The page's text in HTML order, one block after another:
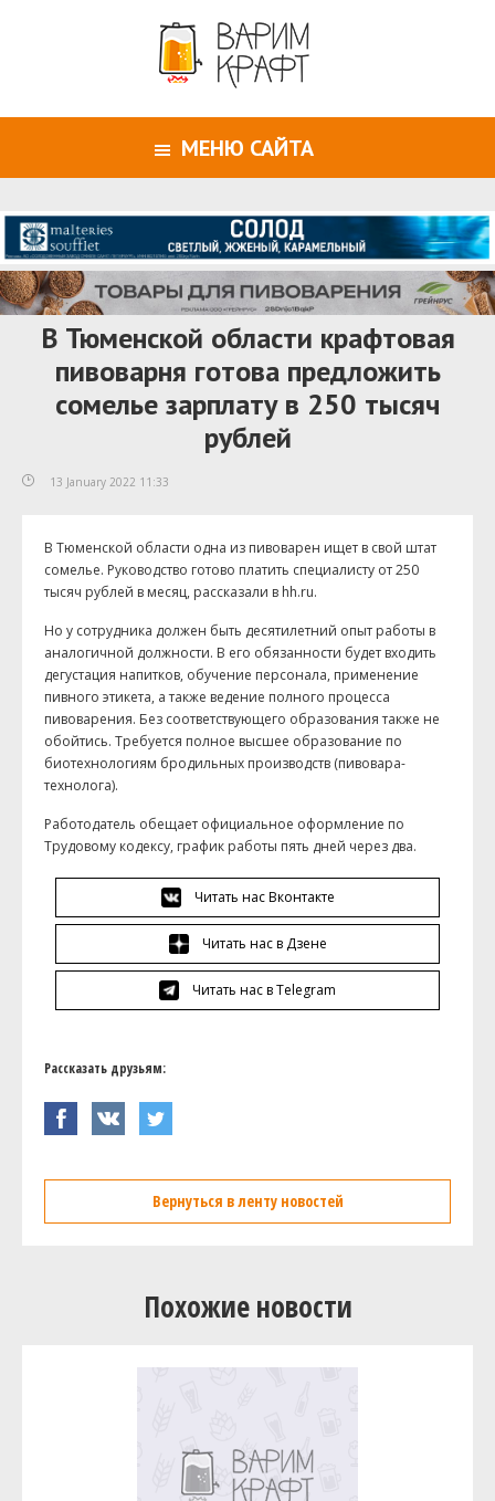
МЕНЮ САЙТА
В Тюменской области крафтовая
пивоварня готова предложить
сомелье зарплату в 250 тысяч
рублей
13 January 2022 11:33
В Тюменской области одна из пивоварен ищет в свой штат
сомелье. Руководство готово платить специалисту от 250
тысяч рублей в месяц, рассказали в hh.ru.
Но у сотрудника должен быть десятилетний опыт работы в
аналогичной должности. В его обязанности будет входить
дегустация напитков, обучение персонала, применение
пивного этикета, а также ведение полного процесса
пивоварения. Без соответствующего образования также не
обойтись. Требуется полное высшее образование по
биотехнологиям бродильных производств (пивовара-
технолога).
Работодатель обещает официальное оформление по
Трудовому кодексу, график работы пять дней через два.
Читать нас Вконтакте
Читать нас в Дзене
Читать нас в Telegram
Рассказать друзьям:
Вернуться в ленту новостей
Похожие новости